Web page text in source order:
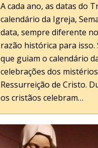
A cada ano, as datas do
calendário da Igreja,
data, sempre diferente
razão histórica para isso.
que guiam o calendário
celebrações dos
Ressurreição de Cristo.
os cristãos celebram…